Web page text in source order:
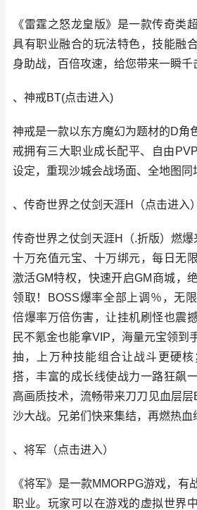
《雷霆之怒龙皇版》是一款传奇类
具有职业融合的玩法特色，技能融
身助战，百倍攻速，给您带来一瞬千
、神戒BT(点击进入)
神戒是一款以东方魔幻为题材的D角
戒拥有三大职业成长配平、自由
设定，重现沙城会战场面、全地图同
、传奇世界之仗剑天涯H （点击进入）
传奇世界之仗剑天涯H（.折版）燃爆
十万充值元宝、十万绑元，每日无
激活GM特权，快速开启GM商城，
领取！BOSS爆率全部上调％，无
倍爆率万倍伤害，让挂机刷怪也震
民不氪金也能拿VIP，海量元宝领到
抽，上万种技能组合让战斗更硬
搭，丰富的成长线使战力一路狂飙
高画质技术，流畅带来刀刀见血层
沙大战。兄弟们快来集结，再燃热血
、将军（点击进入）
《将军》是一款MMORPG游戏，有
职业。玩家可以在游戏的虚拟世界